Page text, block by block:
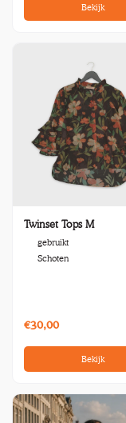
Bekijk
Twinset Tops M
gebruikt
Schoten
€30,00
Bekijk